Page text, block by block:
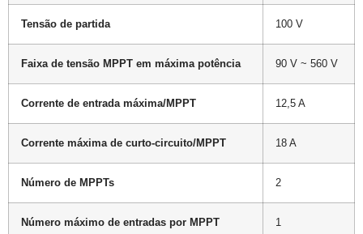
Tensão de partida 100 V
Faixa de tensão MPPT em máxima potência 90 V ~ 560 V
Corrente de entrada máxima/MPPT 12,5 A
Corrente máxima de curto-circuito/MPPT 18 A
Número de MPPTs 2
Número máximo de entradas por MPPT 1